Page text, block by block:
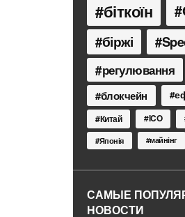
біткоїн
біржі
регулювання
блокчейн
Китай ICO
Японія майнінг
САМЫЕ
НОВОСТИ